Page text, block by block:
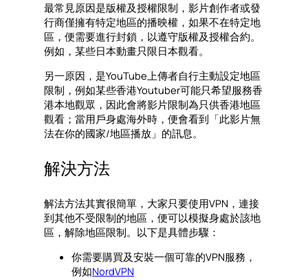
最常見原因是版權及授權限制，影片創作者或發
行商僅擁有特定地區的播映權，如果不在特定地
區，便需要進行封鎖，以遵守版權及授權合約。
例如，某些日本動畫只限日本觀看。
另一原因，是YouTube上傳者自行主動設定地區
限制，例如某些香港Youtuber可能只希望服務香
港本地觀眾，因此會將影片限制為只供香港地區
觀看；當用戶身處海外時，便會看到「此影片無
法在你的國家/地區播放」的訊息。
解決方法
解法方法其實很簡單，大家只要使用VPN，連接
到其他不受限制的地區，便可以模擬身處於該地
區，解除地區限制。以下是具體步驟：
你需要購買及安裝一個可靠的VPN服務，
例如NordVPN